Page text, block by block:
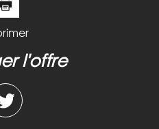
l'offre